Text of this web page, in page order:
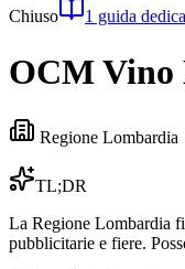
Chiuso
1 guida
OCM Vino
Regione Lombardia
TL;DR
La Regione Lombardia
pubblicitarie e fiere.